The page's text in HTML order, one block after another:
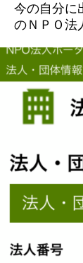
今の自分に
のＮＰＯ法